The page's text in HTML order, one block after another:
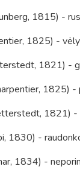
1815) -
1825) -
1821) -
1825) -
1821) -
1830) -
1834) -